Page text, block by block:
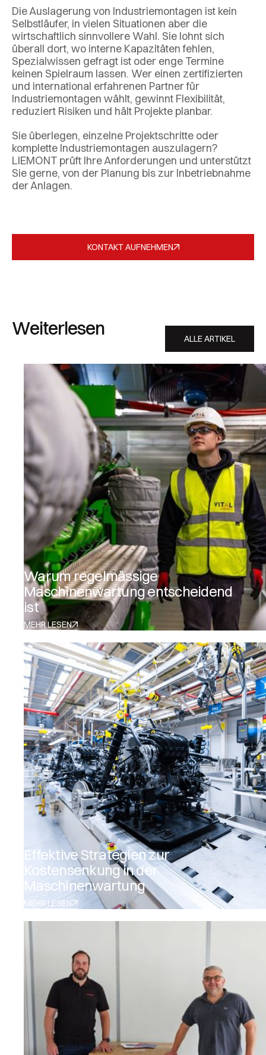
Die Auslagerung von Industriemontagen ist kein
Selbstläufer, in vielen Situationen aber die
wirtschaftlich sinnvollere Wahl. Sie lohnt sich
überall dort, wo interne Kapazitäten fehlen,
Spezialwissen gefragt ist oder enge Termine
keinen Spielraum lassen. Wer einen zertifizierten
und international erfahrenen Partner für
Industriemontagen wählt, gewinnt Flexibilität,
reduziert Risiken und hält Projekte planbar.
Sie überlegen, einzelne Projektschritte oder
komplette Industriemontagen auszulagern?
LIEMONT prüft Ihre Anforderungen und unterstützt
Sie gerne, von der Planung bis zur Inbetriebnahme
der Anlagen.
KONTAKT AUFNEHMEN
Weiterlesen ALLE ARTIKEL
Warum regelmässige
Maschinenwartung entscheidend
ist
MEHR LESEN
Effektive Strategien zur
Kostensenkung in der
Maschinenwartung
MEHR LESEN